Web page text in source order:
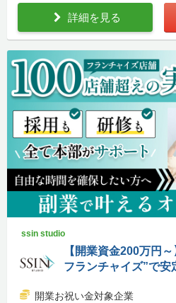
詳細を見る
ssin studio
【開業資金200万円
フランチャイズ”で安
開業お祝い金対象企業